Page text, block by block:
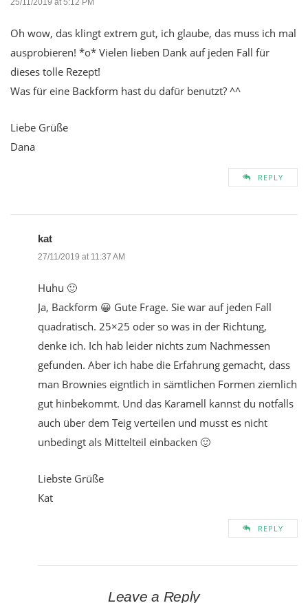
25/11/2019 at 5:12 PM
Oh wow, das klingt extrem gut, ich glaube, das muss ich mal
ausprobieren! *o* Vielen lieben Dank auf jeden Fall für
dieses tolle Rezept!
Was für eine Backform hast du dafür benutzt? ^^
Liebe Grüße
Dana
REPLY
kat
27/11/2019 at 11:37 AM
Huhu 🙂
Ja, Backform 😀 Gute Frage. Sie war auf jeden Fall
quadratisch. 25×25 oder so was in der Richtung,
denke ich. Ich hab leider nichts zum Nachmessen
gefunden. Aber ich habe die Erfahrung gemacht, dass
man Brownies eigntlich in sämtlichen Formen ziemlich
gut hinbekommt. Und das Karamell kannst du notfalls
auch über dem Teig verteilen und musst es nicht
unbedingt als Mittelteil einbacken 🙂
Liebste Grüße
Kat
REPLY
Leave a Reply